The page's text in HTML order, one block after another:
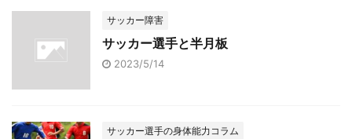
サッカー障害
サッカー選手と半月板
2023/5/14
サッカー選手の身体能力コラム